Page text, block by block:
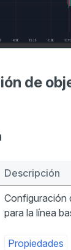
de
Descripción
Configuración
para la línea
Propiedades